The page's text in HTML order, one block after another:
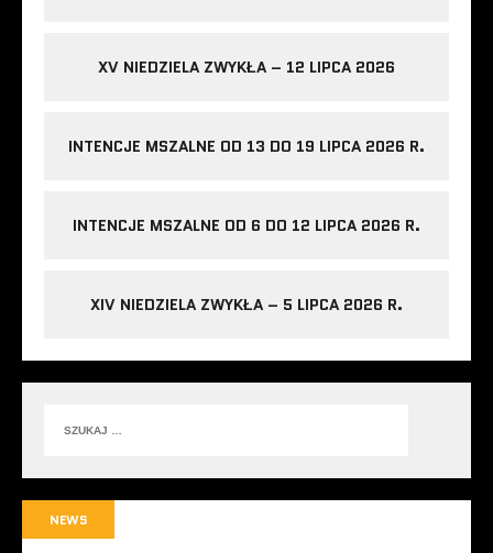
XV NIEDZIELA ZWYKŁA – 12 LIPCA 2026
INTENCJE MSZALNE OD 13 DO 19 LIPCA 2026 R.
INTENCJE MSZALNE OD 6 DO 12 LIPCA 2026 R.
XIV NIEDZIELA ZWYKŁA – 5 LIPCA 2026 R.
NEWS